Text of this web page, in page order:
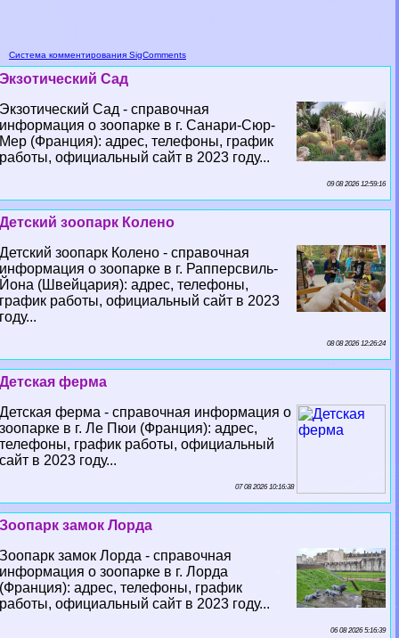
Система комментирования SigComments
Экзотический Сад
Экзотический Сад - справочная
информация о зоопарке в г. Санари-Сюр-
Мер (Франция): адрес, телефоны, график
работы, официальный сайт в 2023 году...
09 08 2026 12:59:16
Детский зоопарк Колено
Детский зоопарк Колено - справочная
информация о зоопарке в г. Рапперсвиль-
Йона (Швейцария): адрес, телефоны,
график работы, официальный сайт в 2023
году...
08 08 2026 12:26:24
Детская ферма
Детская ферма - справочная информация о
зоопарке в г. Ле Пюи (Франция): адрес,
телефоны, график работы, официальный
сайт в 2023 году...
07 08 2026 10:16:38
Зоопарк замок Лорда
Зоопарк замок Лорда - справочная
информация о зоопарке в г. Лорда
(Франция): адрес, телефоны, график
работы, официальный сайт в 2023 году...
06 08 2026 5:16:39